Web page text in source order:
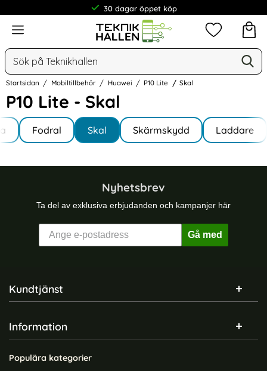
30 dagar öppet köp
Meny
Sök
Mina
Startsidan Mobiltillbehör Huawei P10 Lite Skal
P10 Lite - Skal
Hoppa
till
produkter
Underkategorier
Fodral Skal Skärmskydd Laddare
Nyhetsbrev
Ta del av exklusiva erbjudanden och kampanjer här
Gå med
Sidfot Blandad info och länkar
Kundtjänst
Information
Populära kategorier